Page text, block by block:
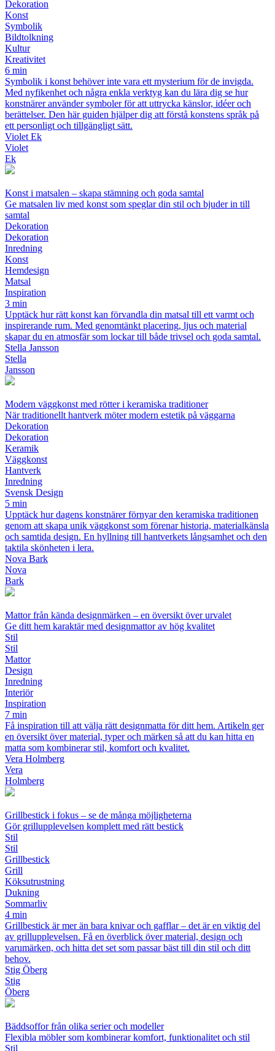
Dekoration
Konst
Symbolik
Bildtolkning
Kultur
Kreativitet
6 min
Symbolik i konst behöver inte vara ett mysterium för de invigda.
Med nyfikenhet och några enkla verktyg kan du lära dig se hur
konstnärer använder symboler för att uttrycka känslor, idéer och
berättelser. Den här guiden hjälper dig att förstå konstens språk på
ett personligt och tillgängligt sätt.
Violet Ek
Violet
Ek
Konst i matsalen – skapa stämning och goda samtal
Ge matsalen liv med konst som speglar din stil och bjuder in till
samtal
Dekoration
Dekoration
Inredning
Konst
Hemdesign
Matsal
Inspiration
3 min
Upptäck hur rätt konst kan förvandla din matsal till ett varmt och
inspirerande rum. Med genomtänkt placering, ljus och material
skapar du en atmosfär som lockar till både trivsel och goda samtal.
Stella Jansson
Stella
Jansson
Modern väggkonst med rötter i keramiska traditioner
När traditionellt hantverk möter modern estetik på väggarna
Dekoration
Dekoration
Keramik
Väggkonst
Hantverk
Inredning
Svensk Design
5 min
Upptäck hur dagens konstnärer förnyar den keramiska traditionen
genom att skapa unik väggkonst som förenar historia, materialkänsla
och samtida design. En hyllning till hantverkets långsamhet och den
taktila skönheten i lera.
Nova Bark
Nova
Bark
Mattor från kända designmärken – en översikt över urvalet
Ge ditt hem karaktär med designmattor av hög kvalitet
Stil
Stil
Mattor
Design
Inredning
Interiör
Inspiration
7 min
Få inspiration till att välja rätt designmatta för ditt hem. Artikeln ger
en översikt över material, typer och märken så att du kan hitta en
matta som kombinerar stil, komfort och kvalitet.
Vera Holmberg
Vera
Holmberg
Grillbestick i fokus – se de många möjligheterna
Gör grillupplevelsen komplett med rätt bestick
Stil
Stil
Grillbestick
Grill
Köksutrustning
Dukning
Sommarliv
4 min
Grillbestick är mer än bara knivar och gafflar – det är en viktig del
av grillupplevelsen. Få en överblick över material, design och
varumärken, och hitta det set som passar bäst till din stil och ditt
behov.
Stig Öberg
Stig
Öberg
Bäddsoffor från olika serier och modeller
Flexibla möbler som kombinerar komfort, funktionalitet och stil
Stil